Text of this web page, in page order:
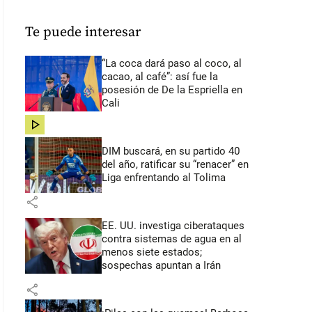
Te puede interesar
“La coca dará paso al coco, al
cacao, al café”: así fue la
posesión de De la Espriella en
Cali
share
DIM buscará, en su partido 40
del año, ratificar su “renacer” en
Liga enfrentando al Tolima
share
EE. UU. investiga ciberataques
contra sistemas de agua en al
menos siete estados;
sospechas apuntan a Irán
share